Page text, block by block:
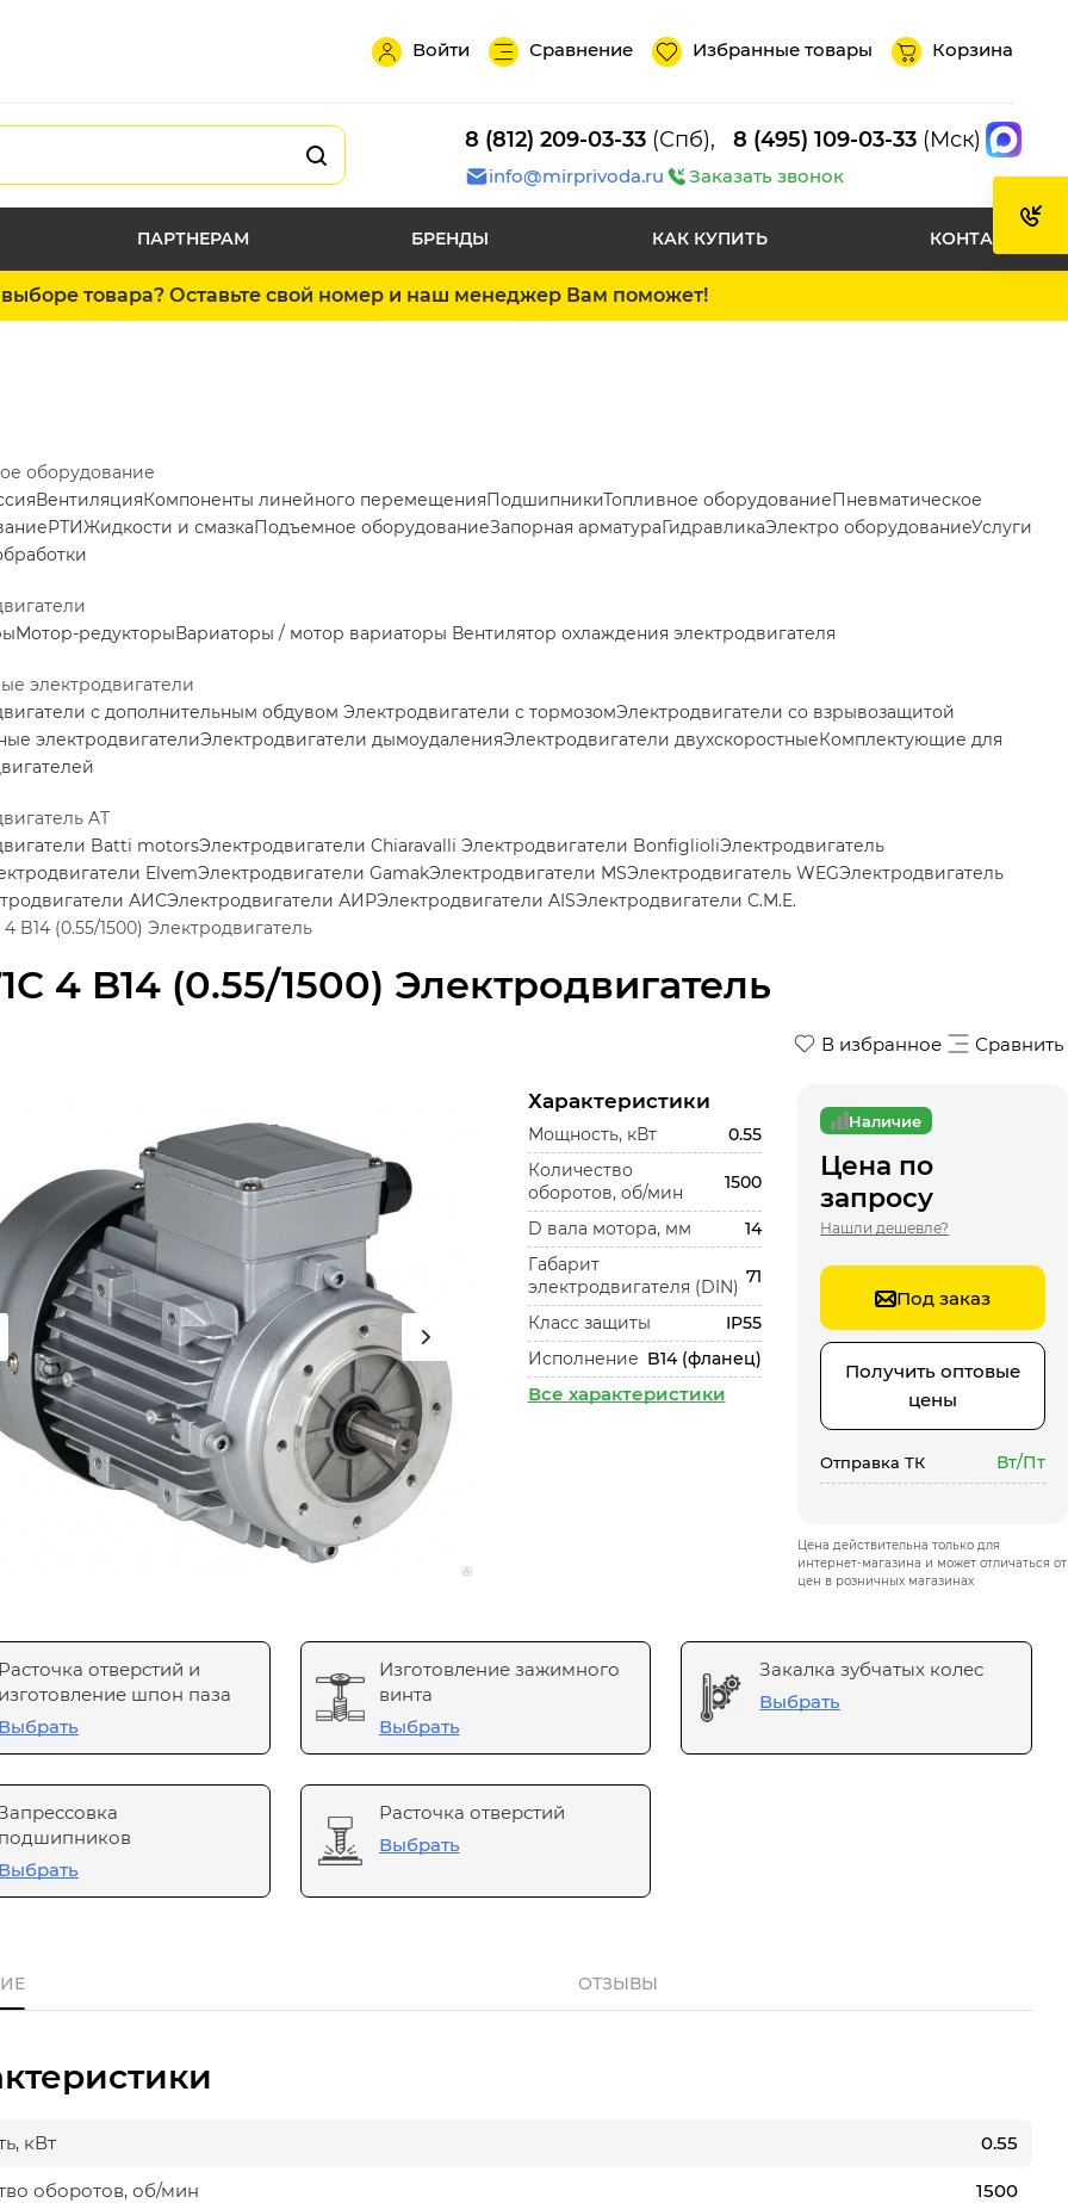
Войти Сравнение Избранные товары Корзина
8 (812) 209-03-33 (Спб), 8 (495) 109-03-33 (Мск)
info@mirprivoda.ru Заказать звонок
ПАРТНЕРАМ БРЕНДЫ КАК КУПИТЬ КОНТАКТЫ
товара? Оставьте свой номер и наш менеджер Вам поможет!
4 B14 (0.55/1500) Электродвигатель
оборудование
ВентиляцияКомпоненты линейного перемещенияПодшипникиТопливное оборудованиеПневматическое
РТИЖидкости и смазкаПодъемное оборудованиеЗапорная арматураГидравликаЭлектро оборудованиеУслуги
Мотор-редукторыВариаторы / мотор вариаторы Вентилятор охлаждения электродвигателя
электродвигатели
с дополнительным обдувом Электродвигатели с тормозомЭлектродвигатели со взрывозащитой
электродвигателиЭлектродвигатели дымоудаленияЭлектродвигатели двухскоростныеКомплектующие для
AT
Batti motorsЭлектродвигатели Chiaravalli Электродвигатели BonfiglioliЭлектродвигатель
ElvemЭлектродвигатели GamakЭлектродвигатели MSЭлектродвигатель WEGЭлектродвигатель
АИСЭлектродвигатели АИРЭлектродвигатели AISЭлектродвигатели C.M.E.
4 B14 (0.55/1500) Электродвигатель
В избранное Сравнить
Характеристики
Мощность, кВт
0.55
Количество
оборотов, об/мин
1500
D вала мотора, мм
14
Габарит
электродвигателя (DIN)
71
Класс защиты
IP55
Исполнение B14 (фланец)
Все характеристики
Наличие
Цена по
запросу
Нашли дешевле?
Под заказ
Получить оптовые
цены
Отправка ТК Вт/Пт
Цена действительна только для
интернет-магазина и может отличаться от
цен в розничных магазинах
отверстий и
шпон паза
Изготовление зажимного
винта
Выбрать
Закалка зубчатых колес
Выбрать
Расточка отверстий
Выбрать
ОТЗЫВЫ
кВт 0.55
оборотов, об/мин 1500